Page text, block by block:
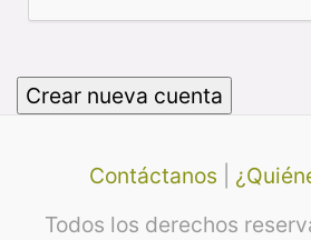
Contáctanos
Todos los derechos